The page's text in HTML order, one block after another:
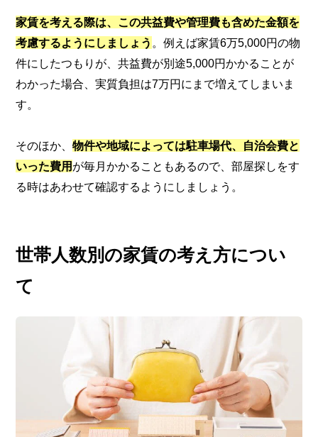
家賃を考える際は、この共益費や管理費も含めた金額を
考慮するようにしましょう 。例えば家賃6万5,000円の物
件にしたつもりが、共益費が別途5,000円かかることが
わかった場合、実質負担は7万円にまで増えてしまいま
す。
そのほか、物件や地域によっては駐車場代、自治会費と
いった費用 が毎月かかることもあるので、部屋探しをす
る時はあわせて確認するようにしましょう。
世帯人数別の家賃の考え方につい
て